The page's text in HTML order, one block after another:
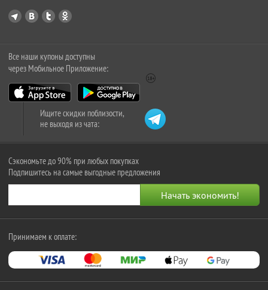
Все наши купоны доступны
через Мобильное Приложение:
Ищите скидки поблизости,
не выходя из чата:
Сэкономьте до 90% при любых покупках
Подпишитесь на самые выгодные предложения
Принимаем к оплате: